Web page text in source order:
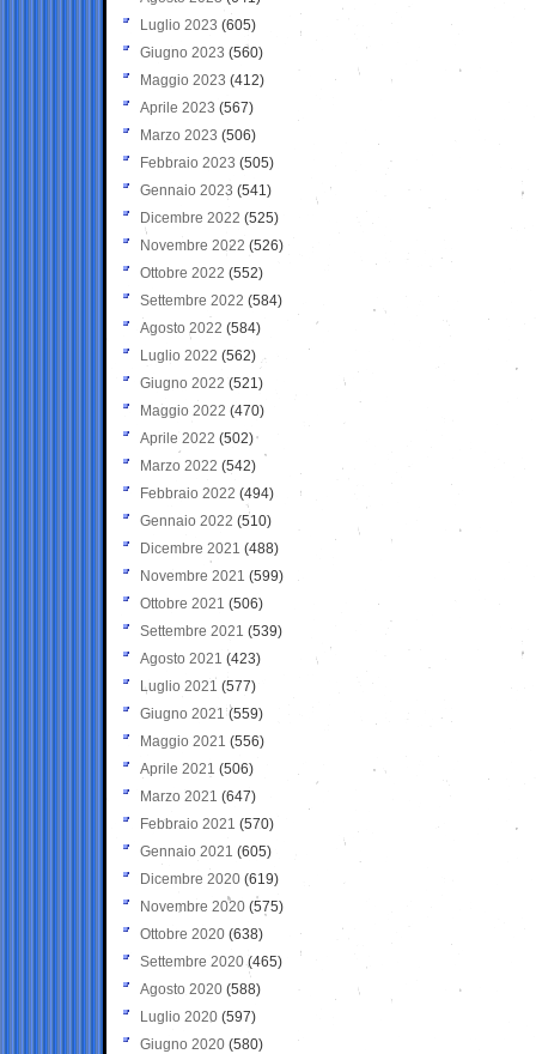
Luglio 2023 (605)
Giugno 2023 (560)
Maggio 2023 (412)
Aprile 2023 (567)
Marzo 2023 (506)
Febbraio 2023 (505)
Gennaio 2023 (541)
Dicembre 2022 (525)
Novembre 2022 (526)
Ottobre 2022 (552)
Settembre 2022 (584)
Agosto 2022 (584)
Luglio 2022 (562)
Giugno 2022 (521)
Maggio 2022 (470)
Aprile 2022 (502)
Marzo 2022 (542)
Febbraio 2022 (494)
Gennaio 2022 (510)
Dicembre 2021 (488)
Novembre 2021 (599)
Ottobre 2021 (506)
Settembre 2021 (539)
Agosto 2021 (423)
Luglio 2021 (577)
Giugno 2021(559)
Maggio 2021 (556)
Aprile 2021 (506)
Marzo 2021 (647)
Febbraio 2021 (570)
Gennaio 2021 (605)
Dicembre 2020 (619)
Novembre 2020 (575)
Ottobre 2020 (638)
Settembre 2020(465)
Agosto 2020 (588)
Luglio 2020 (597)
Giugno 2020 (580)